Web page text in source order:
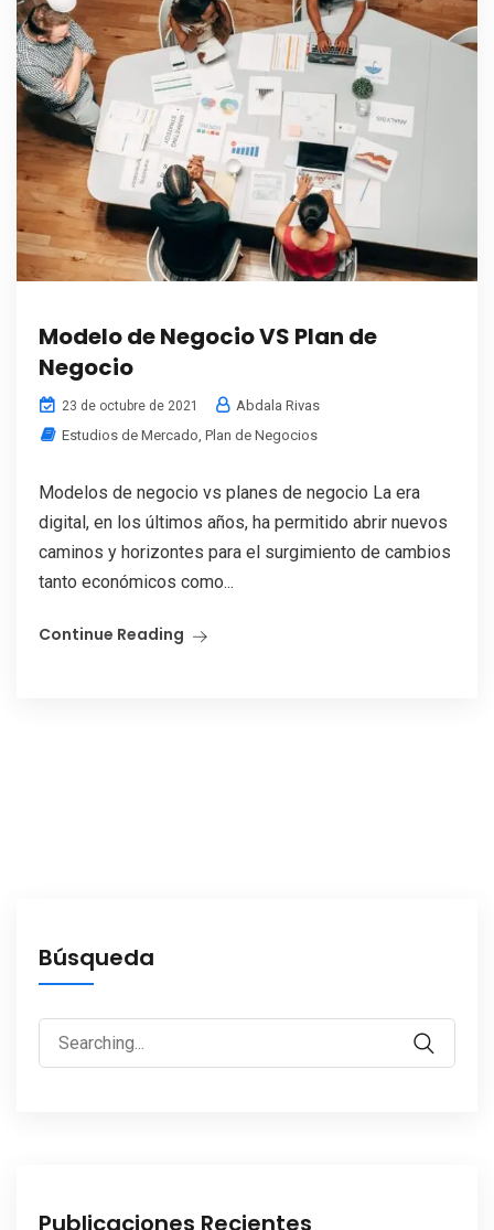
Modelo de Negocio VS Plan de
Negocio
23 de octubre de 2021
Abdala Rivas
Estudios de Mercado Plan de Negocios
Modelos de negocio vs planes de negocio La era
digital, en los últimos años, ha permitido abrir nuevos
caminos y horizontes para el surgimiento de cambios
tanto económicos como...
Continue Reading
Búsqueda
Search
for:
Publicaciones Recientes